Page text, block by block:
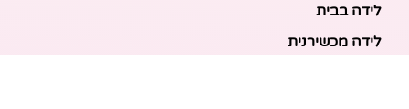
לידה בבית
לידה מכשירנית